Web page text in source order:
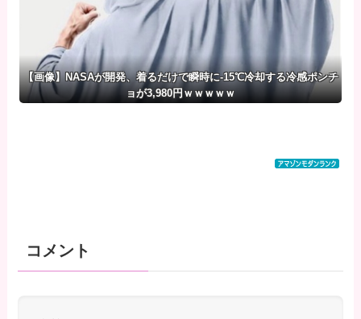
【画像】NASAが開発、着るだけで瞬時に-15℃冷却する冷感ポンチ
ョが3,980円ｗｗｗｗｗ
コメント